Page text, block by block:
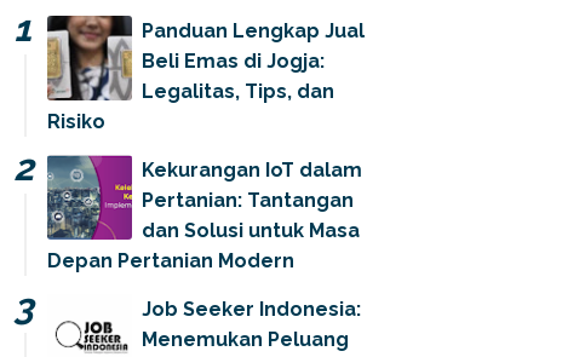
Panduan Lengkap Jual
Beli Emas di Jogja:
Legalitas, Tips, dan
Risiko
Kekurangan IoT dalam
Pertanian: Tantangan
dan Solusi untuk Masa
Depan Pertanian Modern
Job Seeker Indonesia:
Menemukan Peluang